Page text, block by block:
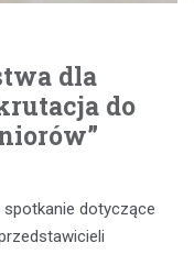
dla
do
spotkanie dotyczące